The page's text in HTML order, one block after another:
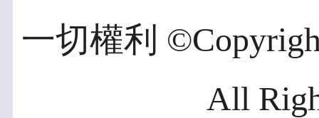
一切權利
All